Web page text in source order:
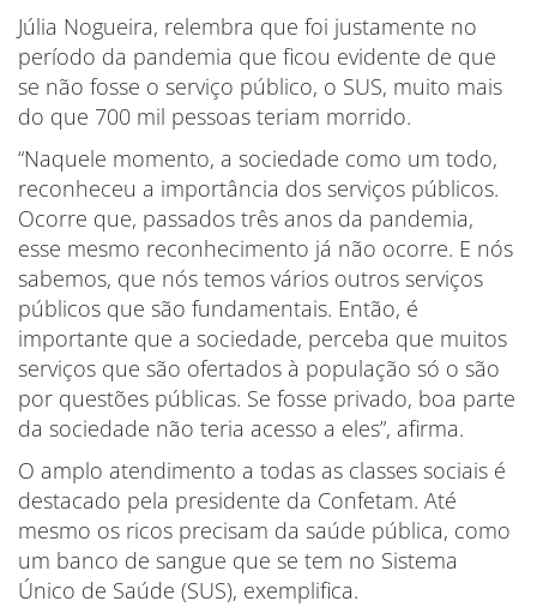
Júlia Nogueira, relembra que foi justamente no
período da pandemia que ficou evidente de que
se não fosse o serviço público, o SUS, muito mais
do que 700 mil pessoas teriam morrido.
“Naquele momento, a sociedade como um todo,
reconheceu a importância dos serviços públicos.
Ocorre que, passados três anos da pandemia,
esse mesmo reconhecimento já não ocorre. E nós
sabemos, que nós temos vários outros serviços
públicos que são fundamentais. Então, é
importante que a sociedade, perceba que muitos
serviços que são ofertados à população só o são
por questões públicas. Se fosse privado, boa parte
da sociedade não teria acesso a eles”, afirma.
O amplo atendimento a todas as classes sociais é
destacado pela presidente da Confetam. Até
mesmo os ricos precisam da saúde pública, como
um banco de sangue que se tem no Sistema
Único de Saúde (SUS), exemplifica.